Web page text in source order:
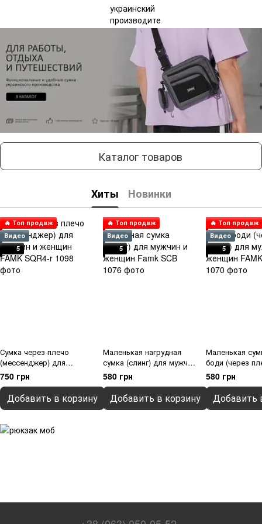
Каталог товаров
Хиты Новинки
🔥 Топ продаж
Видео
5
Сумка через плечо
(мессенджер) для
мужчин и женщин FAMK
SQR4-r, Серый
750 грн
Добавить в корзину
🔥 Топ продаж
Видео
5
Маленькая нагрудная
сумка (слинг) для мужчин
и женщин Famk SCB,
Черный
580 грн
Добавить в корзину
🔥 Топ продаж
Видео
5
Маленькая
боди (через
мужчин и
СBs,
580 грн
Добавить